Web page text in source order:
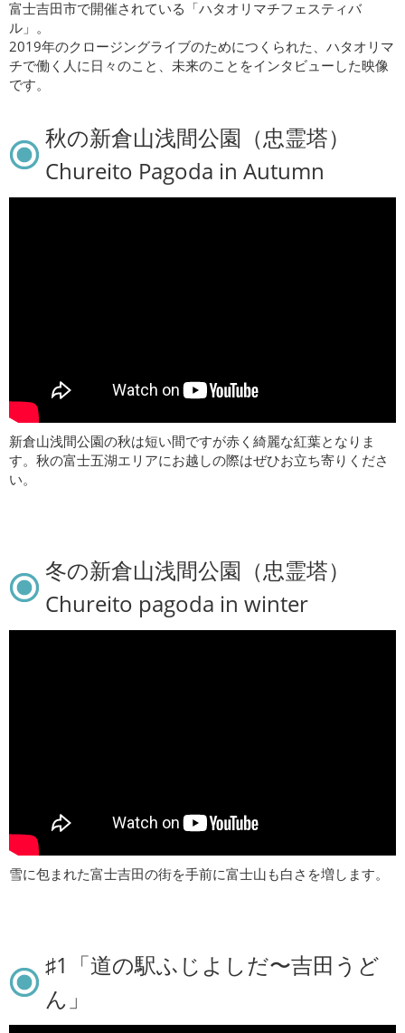
富士吉田市で開催されている「ハタオリマチフェスティバ
ル」。
2019年のクロージングライブのためにつくられた、ハタオリマ
チで働く人に日々のこと、未来のことをインタビューした映像
です。
秋の新倉山浅間公園（忠霊塔）
Chureito Pagoda in Autumn
新倉山浅間公園の秋は短い間ですが赤く綺麗な紅葉となりま
す。秋の富士五湖エリアにお越しの際はぜひお立ち寄りくださ
い。
冬の新倉山浅間公園（忠霊塔）
Chureito pagoda in winter
雪に包まれた富士吉田の街を手前に富士山も白さを増します。
♯1「道の駅ふじよしだ〜吉田うど
ん」